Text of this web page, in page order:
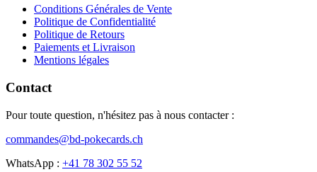
Conditions Générales de Vente
Politique de Confidentialité
Politique de Retours
Paiements et Livraison
Mentions légales
Contact
Pour toute question, n'hésitez pas à nous contacter :
commandes@bd-pokecards.ch
WhatsApp : +41 78 302 55 52